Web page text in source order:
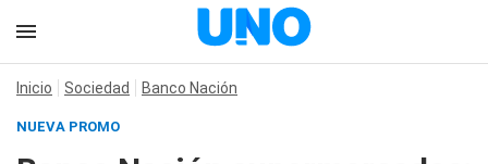
Inicio Sociedad Banco Nación
NUEVA PROMO